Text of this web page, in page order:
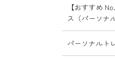
【おすすめ
ス（パーソナ
パーソナルト